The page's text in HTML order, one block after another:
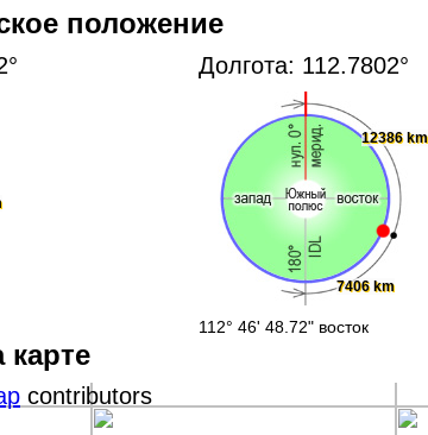
положение
Долгота: 112.7802°
12386 km
7406 km
112° 46' 48.72" восток
карте
contributors